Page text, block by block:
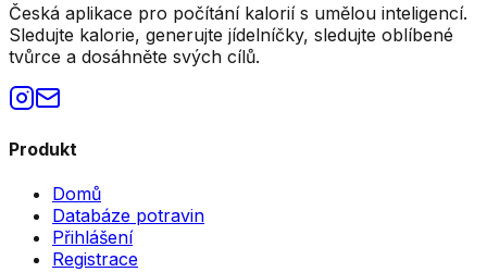
Česká aplikace pro počítání kalorií s umělou inteligencí.
Sledujte kalorie, generujte jídelníčky, sledujte oblíbené
tvůrce a dosáhněte svých cílů.
Produkt
Domů
Databáze potravin
Přihlášení
Registrace